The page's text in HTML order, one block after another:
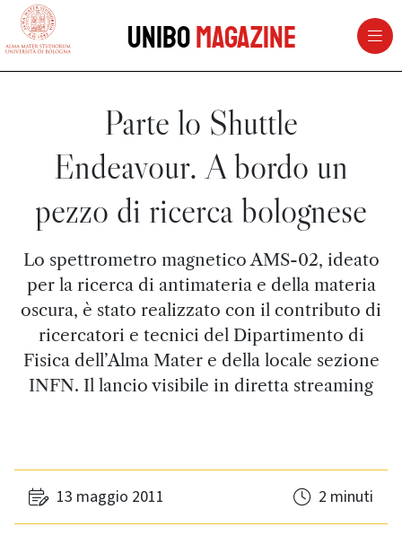
vai al contenuto della pagina
UniboMagazine
Parte lo Shuttle
Endeavour. A bordo un
pezzo di ricerca bolognese
Lo spettrometro magnetico AMS-02, ideato
per la ricerca di antimateria e della materia
oscura, è stato realizzato con il contributo di
ricercatori e tecnici del Dipartimento di
Fisica dell’Alma Mater e della locale sezione
INFN. Il lancio visibile in diretta streaming
13 maggio 2011 2 minuti